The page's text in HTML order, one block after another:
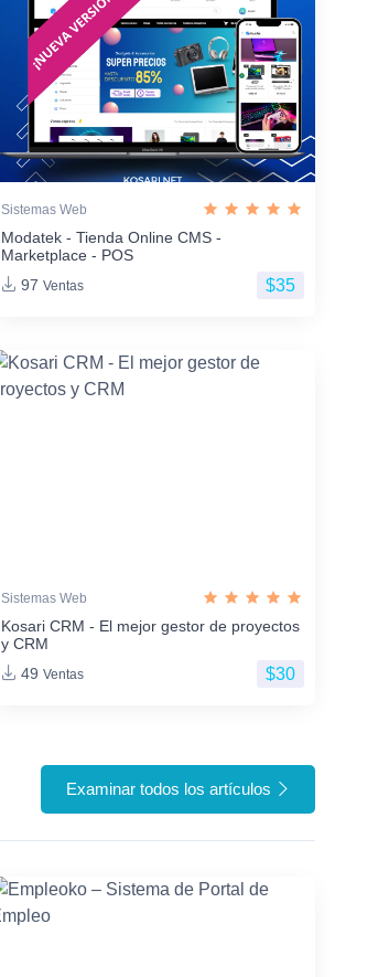
Sistemas Web
Modatek - Tienda Online CMS -
Marketplace - POS
97 Ventas $35
Sistemas Web
Kosari CRM - El mejor gestor de proyectos
y CRM
49 Ventas $30
Examinar todos los artículos